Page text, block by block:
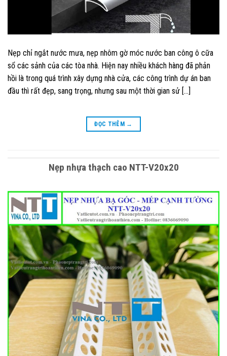
Nẹp chỉ ngắt nước mưa, nẹp nhôm gờ móc nước ban công ô cữa
sổ các sảnh của các tòa nhà. Hiện nay nhiều khách hàng đã phản
hồi là trong quá trình xây dựng nhà cửa, các công trình dự án ban
đầu thì rất đẹp, sang trọng, nhưng sau một thời gian sử […]
ĐỌC THÊM →
Nẹp nhựa thạch cao NTT-V20x20